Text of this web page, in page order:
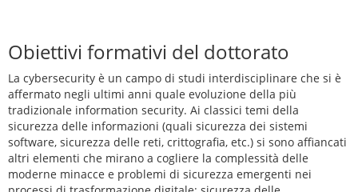
Obiettivi formativi del dottorato
La cybersecurity è un campo di studi interdisciplinare che si è
affermato negli ultimi anni quale evoluzione della più
tradizionale information security. Ai classici temi della
sicurezza delle informazioni (quali sicurezza dei sistemi
software, sicurezza delle reti, crittografia, etc.) si sono affiancati
altri elementi che mirano a cogliere la complessità delle
moderne minacce e problemi di sicurezza emergenti nei